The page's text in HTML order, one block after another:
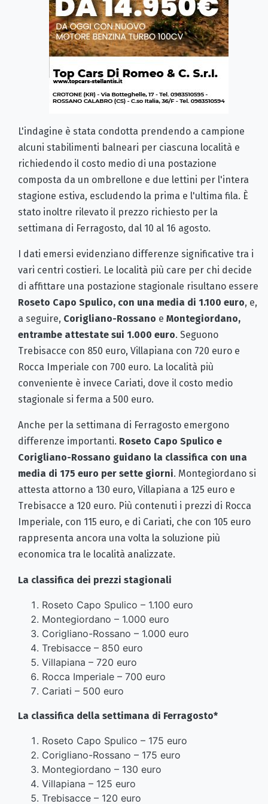
L'indagine è stata condotta prendendo a campione
alcuni stabilimenti balneari per ciascuna località e
richiedendo il costo medio di una postazione
composta da un ombrellone e due lettini per l'intera
stagione estiva, escludendo la prima e l'ultima fila. È
stato inoltre rilevato il prezzo richiesto per la
settimana di Ferragosto, dal 10 al 16 agosto.
I dati emersi evidenziano differenze significative tra i
vari centri costieri. Le località più care per chi decide
di affittare una postazione stagionale risultano essere
Roseto Capo Spulico, con una media di 1.100 euro, e,
a seguire, Corigliano-Rossano e Montegiordano,
entrambe attestate sui 1.000 euro. Seguono
Trebisacce con 850 euro, Villapiana con 720 euro e
Rocca Imperiale con 700 euro. La località più
conveniente è invece Cariati, dove il costo medio
stagionale si ferma a 500 euro.
Anche per la settimana di Ferragosto emergono
differenze importanti. Roseto Capo Spulico e
Corigliano-Rossano guidano la classifica con una
media di 175 euro per sette giorni. Montegiordano si
attesta attorno a 130 euro, Villapiana a 125 euro e
Trebisacce a 120 euro. Più contenuti i prezzi di Rocca
Imperiale, con 115 euro, e di Cariati, che con 105 euro
rappresenta ancora una volta la soluzione più
economica tra le località analizzate.
La classifica dei prezzi stagionali
Roseto Capo Spulico – 1.100 euro
Montegiordano – 1.000 euro
Corigliano-Rossano – 1.000 euro
Trebisacce – 850 euro
Villapiana – 720 euro
Rocca Imperiale – 700 euro
Cariati – 500 euro
La classifica della settimana di Ferragosto*
Roseto Capo Spulico – 175 euro
Corigliano-Rossano – 175 euro
Montegiordano – 130 euro
Villapiana – 125 euro
Trebisacce – 120 euro